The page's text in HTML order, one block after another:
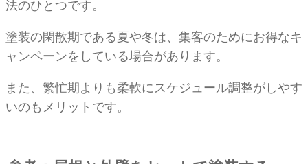
法のひとつです。
塗装の閑散期である夏や冬は、集客のためにお得なキ
ャンペーンをしている場合があります。
また、繁忙期よりも柔軟にスケジュール調整がしやす
いのもメリットです。